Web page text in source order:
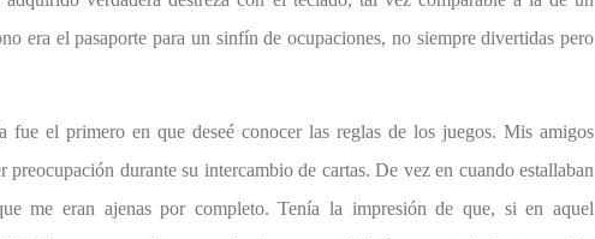
era el pasaporte para un sinfín de ocupaciones, no siempre divertidas pero
fue el primero en que deseé conocer las reglas de los juegos. Mis amigos
preocupación durante su intercambio de cartas. De vez en cuando estallaban
me eran ajenas por completo. Tenía la impresión de que, si en aquel